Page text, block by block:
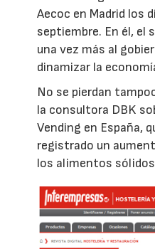
Aecoc en Madrid los
septiembre. En él, el
una vez más al
dinamizar la
No se pierdan
la consultora DBK
Vending en España,
registrado un
los alimentos